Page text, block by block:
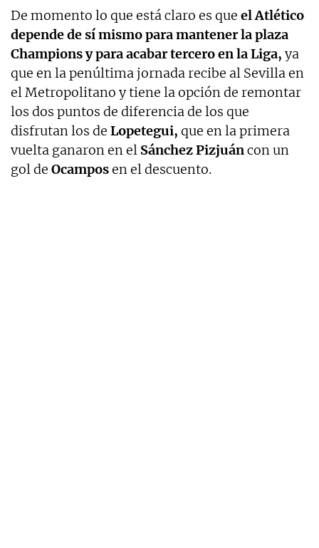
De momento lo que está claro es que el Atlético
depende de sí mismo para mantener la plaza
Champions y para acabar tercero en la Liga, ya
que en la penúltima jornada recibe al Sevilla en
el Metropolitano y tiene la opción de remontar
los dos puntos de diferencia de los que
disfrutan los de Lopetegui, que en la primera
vuelta ganaron en el Sánchez Pizjuáncon un
gol de Ocamposen el descuento.